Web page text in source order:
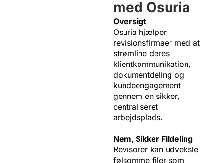
med Osuria
Oversigt
Osuria hjælper
revisionsfirmaer med at
strømline deres
klientkommunikation,
dokumentdeling og
kundeengagement
gennem en sikker,
centraliseret
arbejdsplads.
Nem, Sikker Fildeling
Revisorer kan udveksle
følsomme filer som